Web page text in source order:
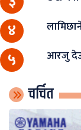
४
५ आरजु
चर्चित